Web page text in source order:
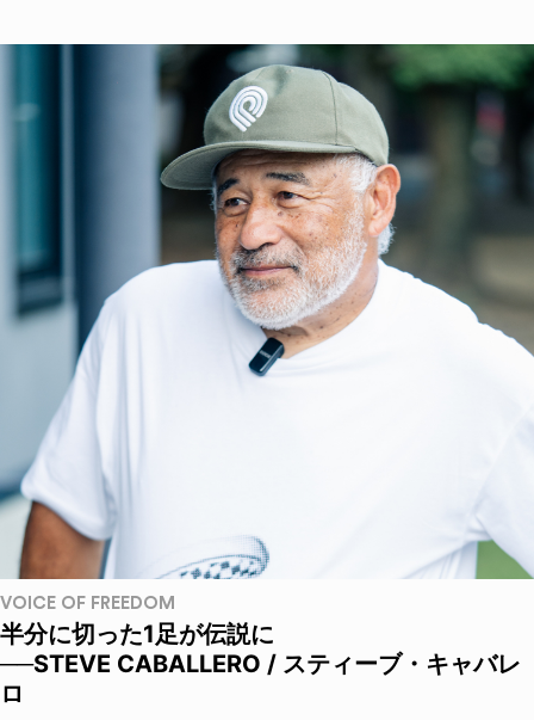
VOICE OF FREEDOM
半分に切った1足が伝説に
──STEVE CABALLERO / スティーブ・キャバレ
ロ